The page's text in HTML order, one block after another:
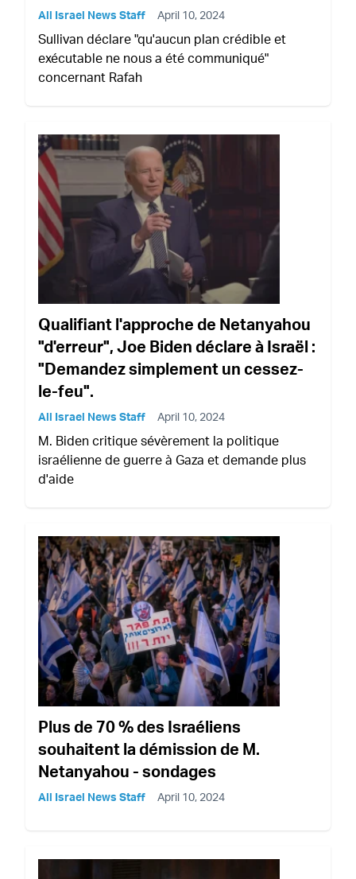
All Israel News Staff April 10, 2024
Sullivan déclare "qu'aucun plan crédible et
exécutable ne nous a été communiqué"
concernant Rafah
Qualifiant l'approche de Netanyahou
"d'erreur", Joe Biden déclare à Israël :
"Demandez simplement un cessez-
le-feu".
All Israel News Staff April 10, 2024
M. Biden critique sévèrement la politique
israélienne de guerre à Gaza et demande plus
d'aide
Plus de 70 % des Israéliens
souhaitent la démission de M.
Netanyahou - sondages
All Israel News Staff April 10, 2024